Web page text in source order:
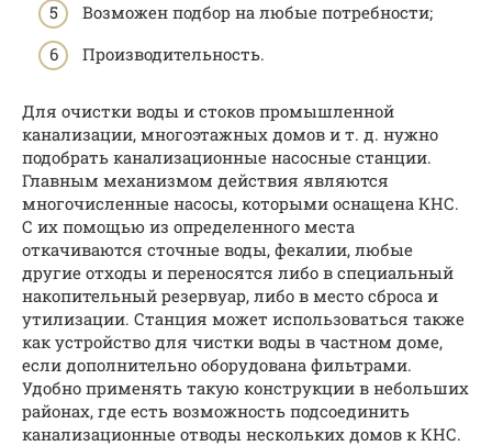
Возможен подбор на любые потребности;
Производительность.
Для очистки воды и стоков промышленной
канализации, многоэтажных домов и т. д. нужно
подобрать канализационные насосные станции.
Главным механизмом действия являются
многочисленные насосы, которыми оснащена КНС.
С их помощью из определенного места
откачиваются сточные воды, фекалии, любые
другие отходы и переносятся либо в специальный
накопительный резервуар, либо в место сброса и
утилизации. Станция может использоваться также
как устройство для чистки воды в частном доме,
если дополнительно оборудована фильтрами.
Удобно применять такую конструкции в небольших
районах, где есть возможность подсоединить
канализационные отводы нескольких домов к КНС.